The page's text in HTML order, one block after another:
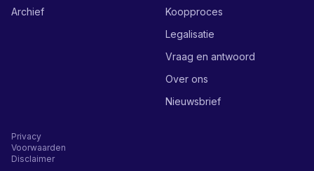
Archief
Koopproces
Legalisatie
Vraag en antwoord
Over ons
Nieuwsbrief
Privacy
Voorwaarden
Disclaimer